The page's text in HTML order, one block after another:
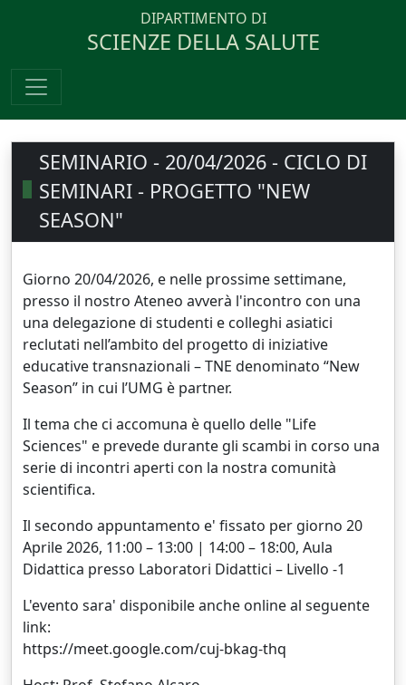
DIPARTIMENTO DI
SCIENZE DELLA SALUTE
SEMINARIO - 20/04/2026 - CICLO DI
SEMINARI - PROGETTO "NEW
SEASON"
Giorno 20/04/2026, e nelle prossime settimane,
presso il nostro Ateneo avverà l'incontro con una
una delegazione di studenti e colleghi asiatici
reclutati nell’ambito del progetto di iniziative
educative transnazionali – TNE denominato “New
Season” in cui l’UMG è partner.
Il tema che ci accomuna è quello delle "Life
Sciences" e prevede durante gli scambi in corso una
serie di incontri aperti con la nostra comunità
scientifica.
Il secondo appuntamento e' fissato per giorno 20
Aprile 2026, 11:00 – 13:00 | 14:00 – 18:00, Aula
Didattica presso Laboratori Didattici – Livello -1
L'evento sara' disponibile anche online al seguente
link:
https://meet.google.com/cuj-bkag-thq